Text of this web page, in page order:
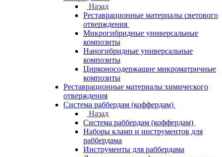
Назад
Реставрационные материалы светового
отверждения
Микрогибридные универсальные
композиты
Наногибридные универсальные
композиты
Цирконосодержащие микроматричные
композиты
Реставрационные материалы химического
отверждения
Система раббердам (коффердам)
Назад
Система раббердам (коффердам)
Наборы кламп и инструментов для
раббердама
Инструменты для раббердама